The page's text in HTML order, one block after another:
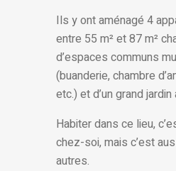
Ils y ont aménagé 4
entre 55 m² et 87 m²
d’espaces communs
(buanderie, chambre
etc.) et d’un grand jardin
Habiter dans ce lieu,
chez-soi, mais c’est
autres.